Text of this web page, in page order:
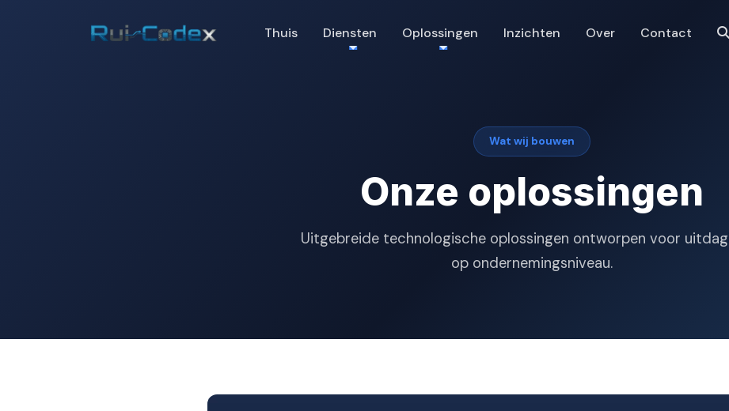
Thuis Diensten Oplossingen Inzichten Over Contact
Wat wij bouwen
Onze oplossingen
Uitgebreide technologische oplossingen ontworpen voor
op ondernemingsniveau.